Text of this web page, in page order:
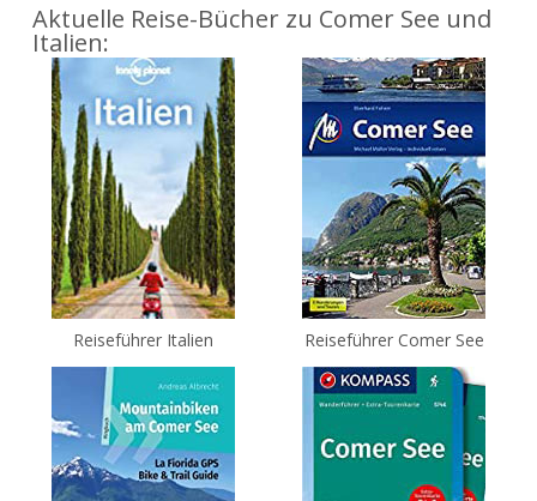
Aktuelle Reise-Bücher zu Comer See und
Italien:
Reiseführer Italien Reiseführer Comer See